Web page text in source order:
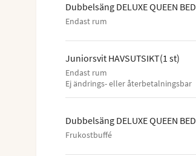
Dubbelsäng DELUXE QUEEN BED
Endast rum
Juniorsvit HAVSUTSIKT(1 st)
Endast rum
Ej ändrings- eller återbetalningsbar
Dubbelsäng DELUXE QUEEN BED
Frukostbuffé